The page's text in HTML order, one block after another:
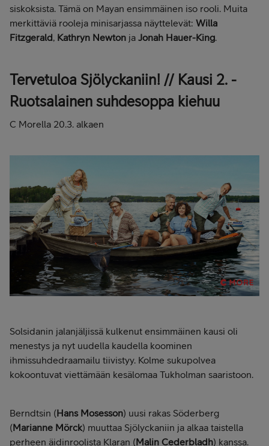
siskoksista. Tämä on Mayan ensimmäinen iso rooli. Muita
merkittäviä rooleja minisarjassa näyttelevät: Willa
Fitzgerald, Kathryn Newton ja Jonah Hauer-King.
Tervetuloa Sjölyckaniin! // Kausi 2. -
Ruotsalainen suhdesoppa kiehuu
C Morella 20.3. alkaen
Solsidanin jalanjäljissä kulkenut ensimmäinen kausi oli
menestys ja nyt uudella kaudella koominen
ihmissuhdedraamailu tiivistyy. Kolme sukupolvea
kokoontuvat viettämään kesälomaa Tukholman saaristoon.
Berndtsin (Hans Mosesson) uusi rakas Söderberg
(Marianne Mörck) muuttaa Sjölyckaniin ja alkaa taistella
perheen äidinroolista Klaran (Malin Cederbladh) kanssa.